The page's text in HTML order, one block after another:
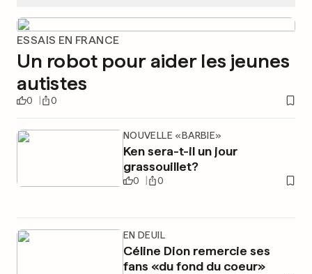
ESSAIS EN FRANCE
Un robot pour aider les jeunes
autistes
0 0
NOUVELLE «BARBIE»
Ken sera-t-il un jour
grassouillet?
0 0
EN DEUIL
Céline Dion remercie ses
fans «du fond du coeur»